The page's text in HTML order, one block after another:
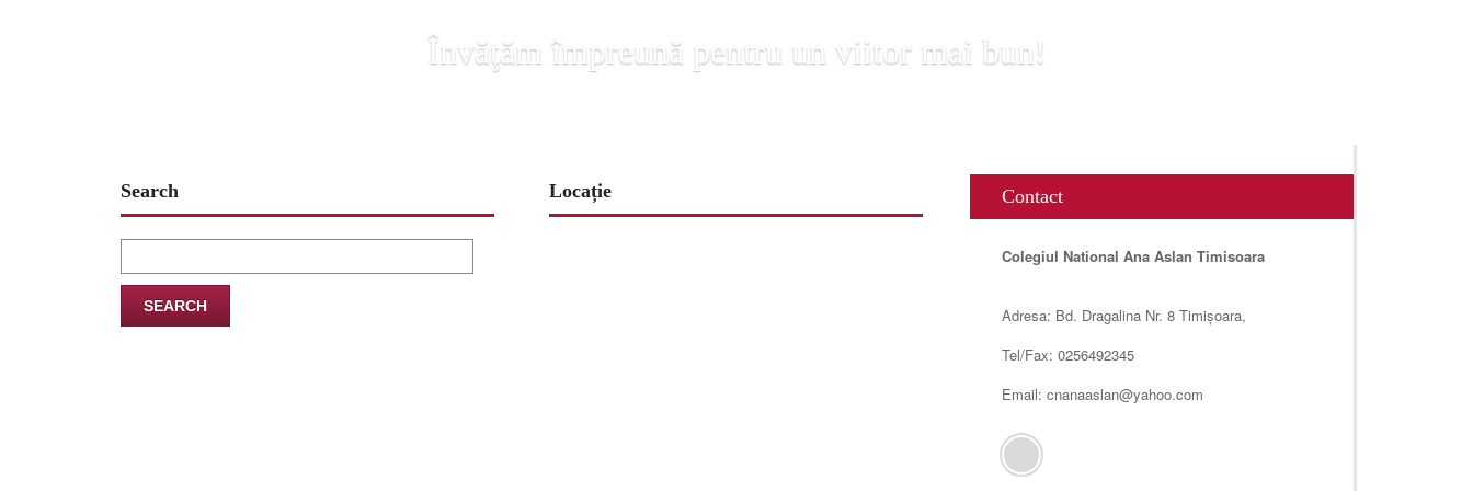
Învăţăm împreună pentru un viitor mai bun!
Search
for:
Locație Contact
Colegiul National Ana Aslan Timisoara
Adresa: Bd. Dragalina Nr. 8 Timișoara,
Tel/Fax: 0256492345
Email: cnanaaslan@yahoo.com